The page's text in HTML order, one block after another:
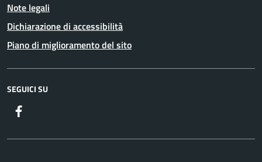
Note legali
Dichiarazione di accessibilità
Piano di miglioramento del sito
SEGUICI SU